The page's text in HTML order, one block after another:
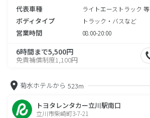
代表車種 ライトエーストラック 等
ボディタイプ トラック・バスなど
営業時間 08:00-20:00
6時間まで5,500円
免責補償制度1,100円
菊水ホテルから 523m
トヨタレンタカー立川駅南口
立川市柴崎町3-7-21